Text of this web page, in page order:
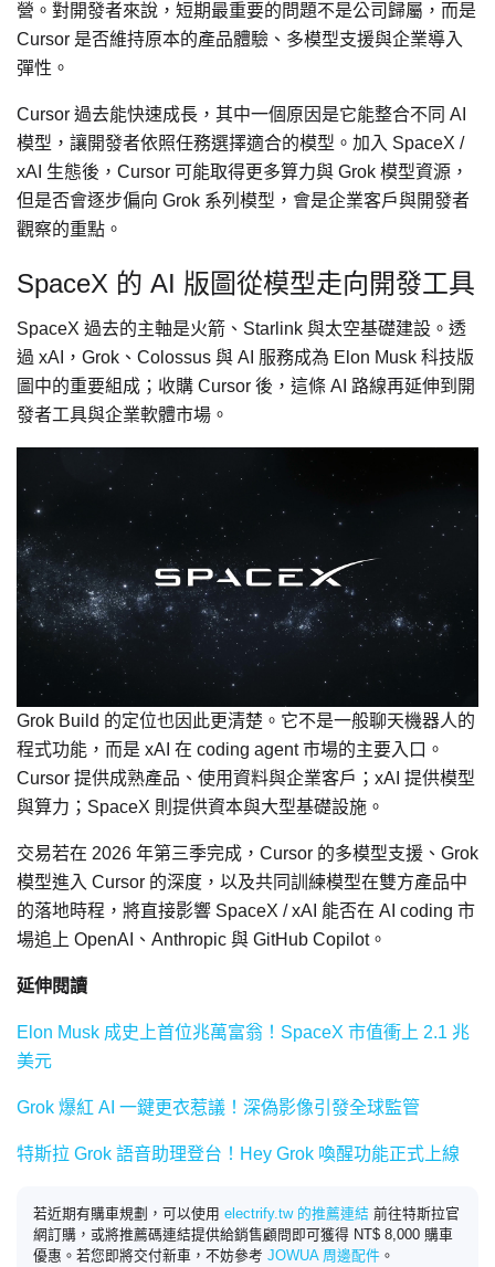
營。對開發者來說，短期最重要的問題不是公司歸屬，而是
Cursor 是否維持原本的產品體驗、多模型支援與企業導入
彈性。
Cursor 過去能快速成長，其中一個原因是它能整合不同 AI
模型，讓開發者依照任務選擇適合的模型。加入 SpaceX /
xAI 生態後，Cursor 可能取得更多算力與 Grok 模型資源，
但是否會逐步偏向 Grok 系列模型，會是企業客戶與開發者
觀察的重點。
SpaceX 的 AI 版圖從模型走向開發工具
SpaceX 過去的主軸是火箭、Starlink 與太空基礎建設。透
過 xAI，Grok、Colossus 與 AI 服務成為 Elon Musk 科技版
圖中的重要組成；收購 Cursor 後，這條 AI 路線再延伸到開
發者工具與企業軟體市場。
Grok Build 的定位也因此更清楚。它不是一般聊天機器人的
程式功能，而是 xAI 在 coding agent 市場的主要入口。
Cursor 提供成熟產品、使用資料與企業客戶；xAI 提供模型
與算力；SpaceX 則提供資本與大型基礎設施。
交易若在 2026 年第三季完成，Cursor 的多模型支援、Grok
模型進入 Cursor 的深度，以及共同訓練模型在雙方產品中
的落地時程，將直接影響 SpaceX / xAI 能否在 AI coding 市
場追上 OpenAI、Anthropic 與 GitHub Copilot。
延伸閱讀
Elon Musk 成史上首位兆萬富翁！SpaceX 市值衝上 2.1 兆
美元
Grok 爆紅 AI 一鍵更衣惹議！深偽影像引發全球監管
特斯拉 Grok 語音助理登台！Hey Grok 喚醒功能正式上線
若近期有購車規劃，可以使用 electrify.tw 的推薦連結 前往特斯拉官
網訂購，或將推薦碼連結提供給銷售顧問即可獲得 NT$ 8,000 購車
優惠。若您即將交付新車，不妨參考 JOWUA 周邊配件 。